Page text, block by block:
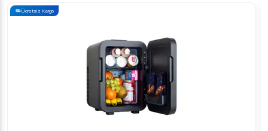
değer katın ve müşterilerinize en iyi çay deneyimini sunun.
Ücretsiz Kargo